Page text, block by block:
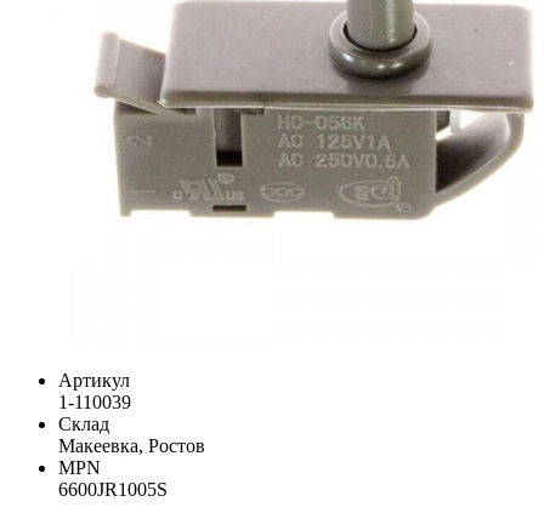
Артикул
1-110039
Склад
Макеевка, Ростов
MPN
6600JR1005S